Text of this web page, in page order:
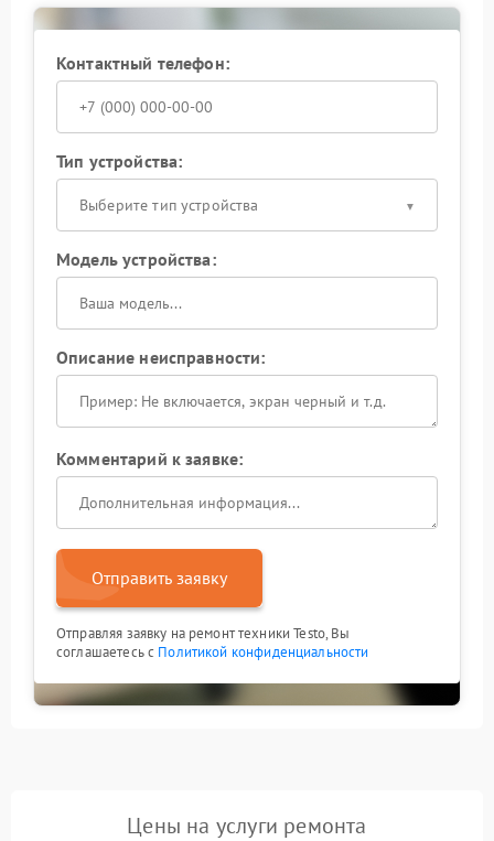
Контактный телефон:
Тип устройства:
Выберите тип устройства
Модель устройства:
Описание неисправности:
Комментарий к заявке:
Отправить заявку
Отправляя заявку на ремонт техники Testo, Вы
соглашаетесь с Политикой конфиденциальности
Цены на услуги ремонта